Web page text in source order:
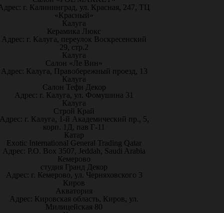
г. Калининград, ул. Красная, 247, ТЦ
«Красный»
Калуга
Керамика Люкс
Адрес: г. Калуга, переулок Воскресенский
29, стр.2
Калуга
Салон «Ле Вин»
Адрес: Калуга, Правобережный проезд, 13
Калуга
Салон Тефи Декор
Адрес: г. Калуга, ул. Фомушина 31
Калуга
Строй Край
г. Калуга, 1-й Академический пр., 5,
корп. 1Д, пав Г-11
Катар
Exotic International General Trading Qatar
Адрес: P.O. Box 3507, Jeddah, Saudi Arabia
Кемерово
студия Гранд Декор
Адрес: г. Кемерово, ул. Черняховского 3
Киров
Акватория
Адрес: Кировская область, Киров, ул.
Милицейская 80